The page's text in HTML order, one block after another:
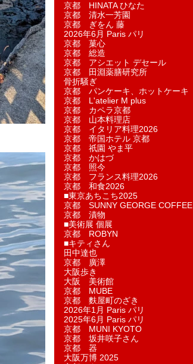
京都 HINATA ひなた
京都 清水一芳園
京都 ぎをん 藤
2026年6月 Paris パリ
京都 菓​心
京都 総造
京都 アシエット デセール
京都 田淵薬膳研究所
骨折騒ぎ
京都 パンケーキ、ホットケーキ
京都 L'atelier M plus
京都 カペラ京都
京都 山本料理店
京都 イタリア料理2026
京都 帝国ホテル 京都
京都 祇園 やま平
京都 かはづ
京都 照今
京都 フランス料理2026
京都 和食2026
■東京あちこち2025
京都 SUNNY GEORGE COFFEE
京都 漬物
■美術展 個展
京都 ROBYN
■キティさん
田中達也
京都 廣澤
大阪歩き
大阪 美術館
京都 MUBE
京都 麩屋町のざき
2026年1月 Paris パリ
2025年6月 Paris パリ
京都 MUNI KYOTO
京都 坂井咲子さん
京都 器
大阪万博 2025